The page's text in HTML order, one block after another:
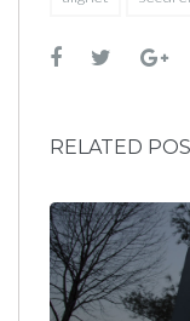
Facebook
Twitter
RELATED